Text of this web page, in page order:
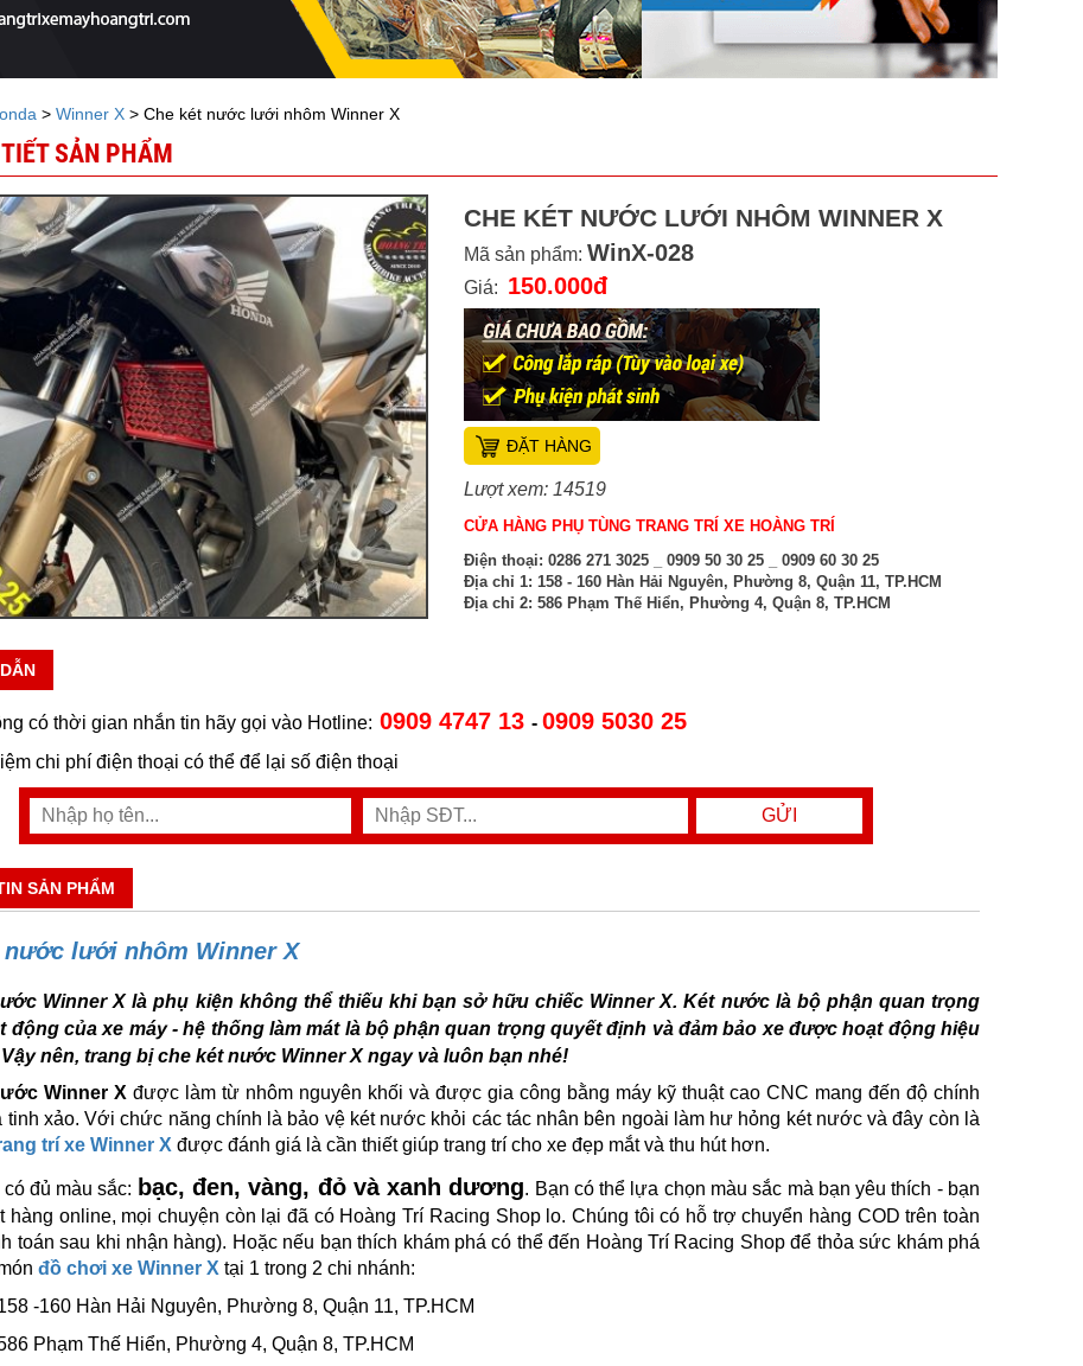
> Winner X> Che két nước lưới nhôm Winner X
SẢN PHẨM
CHE KÉT NƯỚC LƯỚI NHÔM WINNER X
Mã sản phẩm: WinX-028
Giá: 150.000đ
ĐẶT HÀNG
Lượt xem: 14519
CỬA HÀNG PHỤ TÙNG TRANG TRÍ XE HOÀNG TRÍ
Điện thoại: 0286 271 3025 _ 0909 50 30 25 _ 0909 60 30 25
Địa chỉ 1: 158 - 160 Hàn Hải Nguyên, Phường 8, Quận 11, TP.HCM
Địa chỉ 2: 586 Phạm Thế Hiển, Phường 4, Quận 8, TP.HCM
có thời gian nhắn tin hãy gọi vào Hotline: 0909 4747 13 - 0909 5030 25
chi phí điện thoại có thể để lại số điện thoại
SẢN PHẨM
nước lưới nhôm Winner X
Winner X là phụ kiện không thể thiếu khi bạn sở hữu chiếc Winner X. Két nước là bộ phận quan trọng
động của xe máy - hệ thống làm mát là bộ phận quan trọng quyết định và đảm bảo xe được hoạt động hiệu
nên, trang bị che két nước Winner X ngay và luôn bạn nhé!
Winner X được làm từ nhôm nguyên khối và được gia công bằng máy kỹ thuật cao CNC mang đến độ chính
tinh xảo. Với chức năng chính là bảo vệ két nước khỏi các tác nhân bên ngoài làm hư hỏng két nước và đây còn là
trí xe Winner X được đánh giá là cần thiết giúp trang trí cho xe đẹp mắt và thu hút hơn.
đủ màu sắc: bạc, đen, vàng, đỏ và xanh dương. Bạn có thể lựa chọn màu sắc mà bạn yêu thích - bạn
hàng online, mọi chuyện còn lại đã có Hoàng Trí Racing Shop lo. Chúng tôi có hỗ trợ chuyển hàng COD trên toàn
toán sau khi nhận hàng). Hoặc nếu bạn thích khám phá có thể đến Hoàng Trí Racing Shop để thỏa sức khám phá
đồ chơi xe Winner X tại 1 trong 2 chi nhánh:
-160 Hàn Hải Nguyên, Phường 8, Quận 11, TP.HCM
Phạm Thế Hiển, Phường 4, Quận 8, TP.HCM